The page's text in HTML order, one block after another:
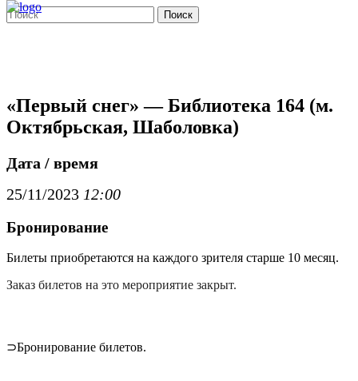
Поиск
«Первый снег» — Библиотека 164 (м.
Октябрьская, Шаболовка)
Дата / время
25/11/2023 12:00
Бронирование
Билеты приобретаются на каждого зрителя старше 10 месяц.
Заказ билетов на это мероприятие закрыт.
⊃Бронирование билетов.